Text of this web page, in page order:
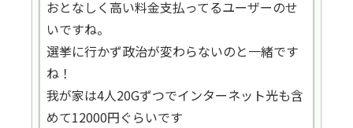
おとなしく高い料金支払ってるユーザーのせ
いですね。
選挙に行かず政治が変わらないのと一緒です
ね！
我が家は4人20Gずつでインターネット光も含
めて12000円ぐらいです